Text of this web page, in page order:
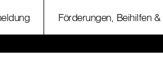
Förderungen, Beihilfen